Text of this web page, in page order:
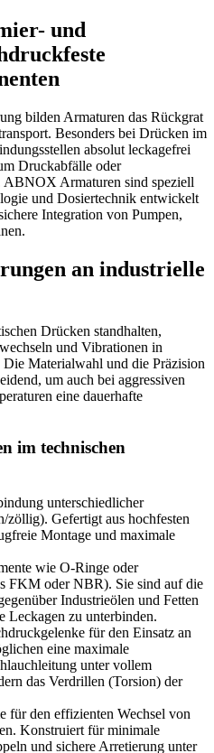
und
bilden Armaturen das Rückgrat
Besonders bei Drücken im
absolut leckagefrei
Druckabfälle oder
Armaturen sind speziell
und Dosiertechnik entwickelt
Integration von Pumpen,
an industrielle
Drücken standhalten,
und Vibrationen in
Materialwahl und die Präzision
um auch bei aggressiven
eine dauerhafte
im technischen
unterschiedlicher
zöllig). Gefertigt aus hochfesten
Montage und maximale
wie O-Ringe oder
FKM oder NBR). Sie sind auf die
Industrieölen und Fetten
Leckagen zu unterbinden.
für den Einsatz an
eine maximale
unter vollem
das Verdrillen (Torsion) der
für den effizienten Wechsel von
Konstruiert für minimale
und sichere Arretierung unter